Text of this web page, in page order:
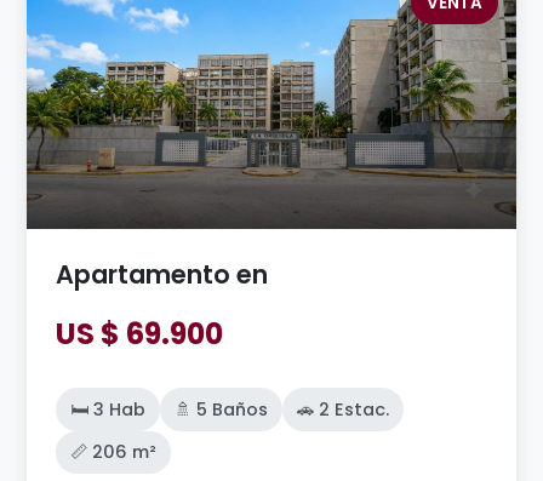
Apartamento en
US $ 69.900
🛏️ 3 Hab 🚿 5 Baños
🚗 2 Estac.
📏 206 m²